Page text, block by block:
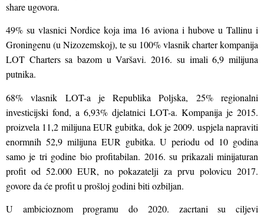
share ugovora.
49% su vlasnici Nordice koja ima 16 aviona i hubove u Tallinu i
Groningenu (u Nizozemskoj), te su 100% vlasnik charter kompanija
LOT Charters sa bazom u Varšavi. 2016. su imali 6,9 milijuna
putnika.
68% vlasnik LOT-a je Republika Poljska, 25% regionalni
investicijski fond, a 6,93% djelatnici LOT-a. Kompanija je 2015.
proizvela 11,2 milijuna EUR gubitka, dok je 2009. uspjela napraviti
enormnih 52,9 milijuna EUR gubitka. U periodu od 10 godina
samo je tri godine bio profitabilan. 2016. su prikazali minijaturan
profit od 52.000 EUR, no pokazatelji za prvu polovicu 2017.
govore da će profit u prošloj godini biti ozbiljan.
U ambicioznom programu do 2020. zacrtani su ciljevi